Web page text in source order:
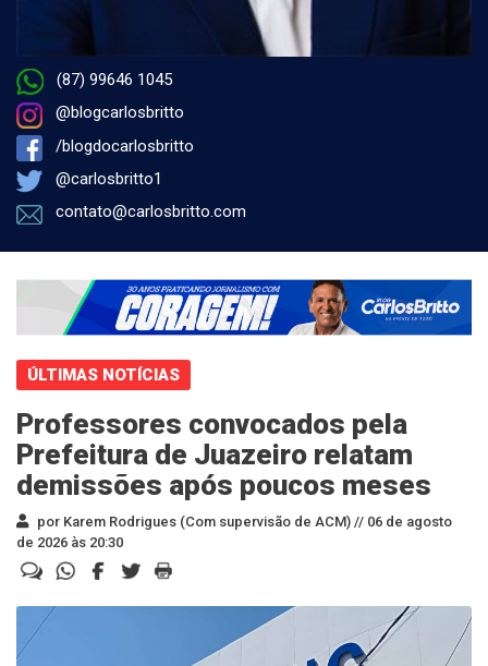
(87) 99646 1045
@blogcarlosbritto
/blogdocarlosbritto
@carlosbritto1
contato@carlosbritto.com
ÚLTIMAS NOTÍCIAS
Professores convocados pela
Prefeitura de Juazeiro relatam
demissões após poucos meses
por Karem Rodrigues (Com supervisão de ACM) // 06 de agosto
de 2026 às 20:30